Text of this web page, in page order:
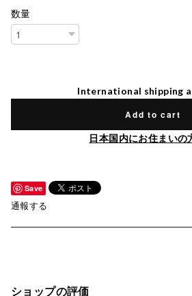
数量
International shipping
Add to cart
日本国内にお住まいの
Save
通報する
ショップの評価